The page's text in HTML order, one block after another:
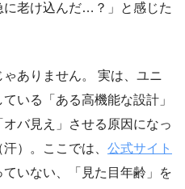
に老け込んだ…？」と感じた
ありません。 実は、ユニ
いる「ある高機能な設計」
バ見え」させる原因になっ
）。ここでは、 公式サイト
いない、「見た目年齢」を